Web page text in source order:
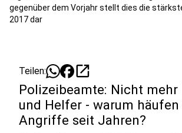
gegenüber dem Vorjahr stellt dies die
2017 dar
Teilen: open_in_new
Polizeibeamte: Nicht mehr
und Helfer - warum häufen
Angriffe seit Jahren?